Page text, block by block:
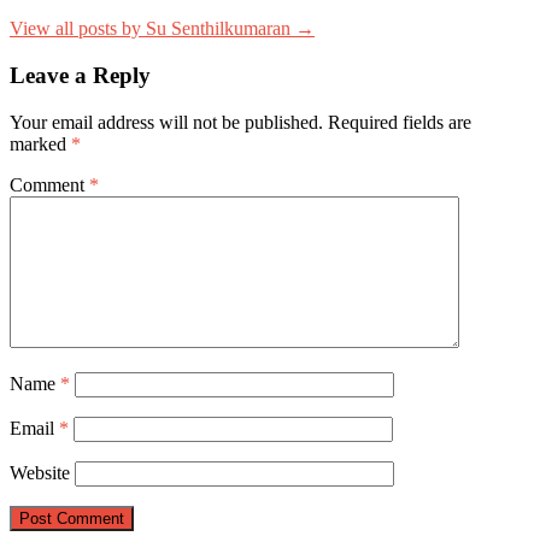
View all posts by Su Senthilkumaran →
Leave a Reply
Your email address will not be published. Required fields are
marked *
Comment *
Name *
Email *
Website